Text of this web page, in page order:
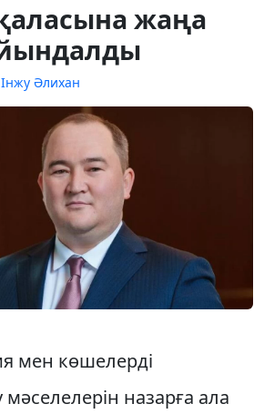
жаңа
Інжу Әлихан
мен көшелерді
назарға ала